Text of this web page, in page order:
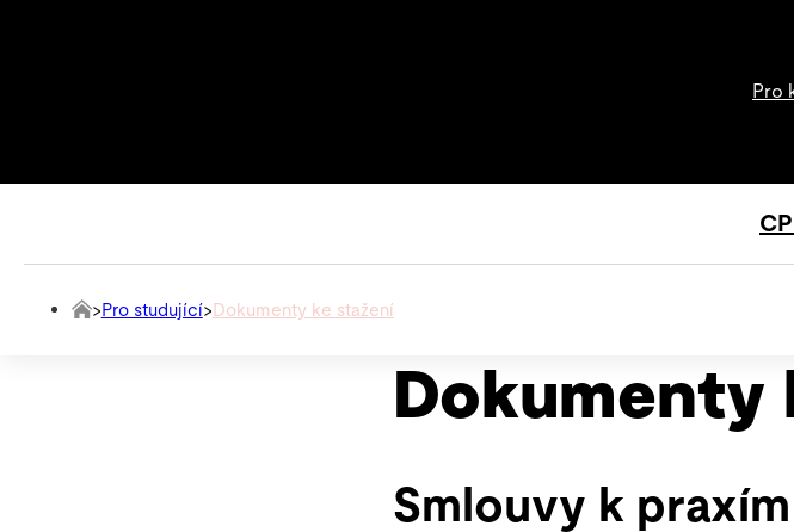
Pro
> Pro studující> Dokumenty ke stažení
Dokumenty
Smlouvy k praxím